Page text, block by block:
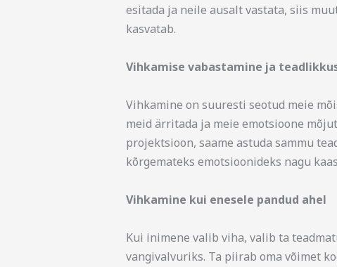
esitada ja neile ausalt vastata, siis
kasvatab.
Vihkamise vabastamine ja
Vihkamine on suuresti seotud meie
meid ärritada ja meie emotsioone
projektsioon, saame astuda sammu
kõrgemateks emotsioonideks nagu
Vihkamine kui enesele pandud ahel
Kui inimene valib viha, valib ta
vangivalvuriks. Ta piirab oma võimet